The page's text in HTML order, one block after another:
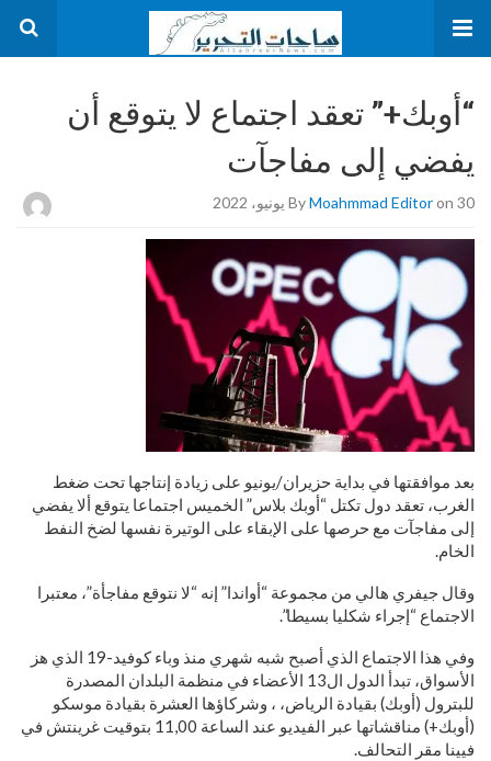
“أوبك+” تعقد اجتماع لا يتوقع أن
يفضي إلى مفاجآت
ByMoahmmad Editoron 30 يونيو، 2022
بعد موافقتها في بداية حزيران/يونيو على زيادة إنتاجها تحت ضغط
الغرب، تعقد دول تكتل “أوبك بلاس” الخميس اجتماعا يتوقع ألا يفضي
إلى مفاجآت مع حرصها على الإبقاء على الوتيرة نفسها لضخ النفط
الخام.
وقال جيفري هالي من مجموعة “أواندا” إنه “لا نتوقع مفاجأة”، معتبرا
الاجتماع “إجراء شكليا بسيطا”.
وفي هذا الاجتماع الذي أصبح شبه شهري منذ وباء كوفيد-19 الذي هز
الأسواق، تبدأ الدول ال13 الأعضاء في منظمة البلدان المصدرة
للبترول (أوبك) بقيادة الرياض، ، وشركاؤها العشرة بقيادة موسكو
(أوبك+) مناقشاتها عبر الفيديو عند الساعة 11,00 بتوقيت غرينتش في
فيينا مقر التحالف.